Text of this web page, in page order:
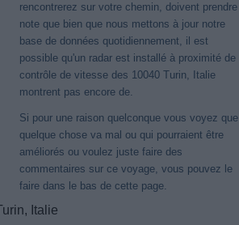
rencontrerez sur votre chemin, doivent prendre
note que bien que nous mettons à jour notre
base de données quotidiennement, il est
possible qu'un radar est installé à proximité de
contrôle de vitesse des 10040 Turin, Italie
montrent pas encore de.
Si pour une raison quelconque vous voyez que
quelque chose va mal ou qui pourraient être
améliorés ou voulez juste faire des
commentaires sur ce voyage, vous pouvez le
faire dans le bas de cette page.
Italie